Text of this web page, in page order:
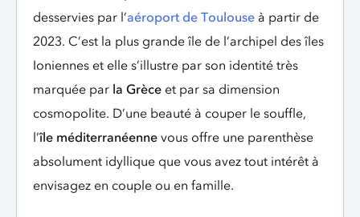
desservies par l’aéroport de Toulouse à partir de
2023. C’est la plus grande île de l’archipel des îles
Ioniennes et elle s’illustre par son identité très
marquée par la Grèce et par sa dimension
cosmopolite. D’une beauté à couper le souffle,
l’île méditerranéenne vous offre une parenthèse
absolument idyllique que vous avez tout intérêt à
envisagez en couple ou en famille.